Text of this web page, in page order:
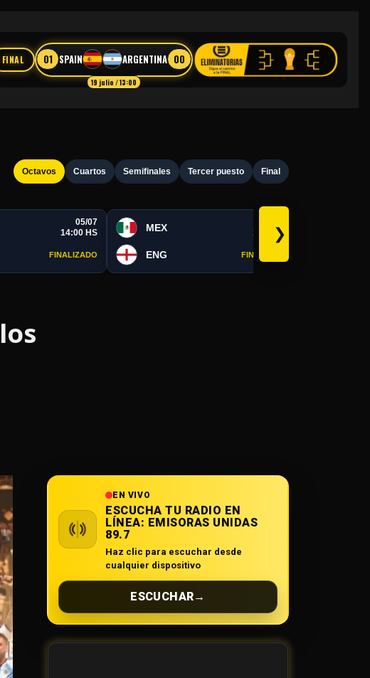
FINAL 01 SPAIN ARGENTINA 00
19 julio / 13:00
Octavos Cuartos Semifinales Tercer puesto Final
05/07
14:00 HS
FINALIZADO
MEX
19:00 HS
ENG FINALIZADO
❯
EN VIVO
ESCUCHA TU RADIO EN
LÍNEA: EMISORAS UNIDAS
89.7
Haz clic para escuchar desde
cualquier dispositivo
ESCUCHAR→